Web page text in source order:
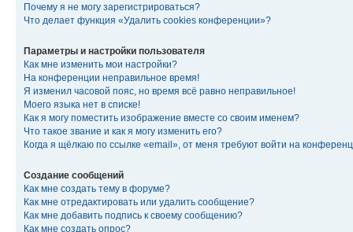
Почему я не могу зарегистрироваться?
Что делает функция «Удалить cookies конференции»?
Параметры и настройки пользователя
Как мне изменить мои настройки?
На конференции неправильное время!
Я изменил часовой пояс, но время всё равно неправильное!
Моего языка нет в списке!
Как я могу поместить изображение вместе со своим именем?
Что такое звание и как я могу изменить его?
Когда я щёлкаю по ссылке «email», от меня требуют войти на
Создание сообщений
Как мне создать тему в форуме?
Как мне отредактировать или удалить сообщение?
Как мне добавить подпись к своему сообщению?
Как мне создать опрос?